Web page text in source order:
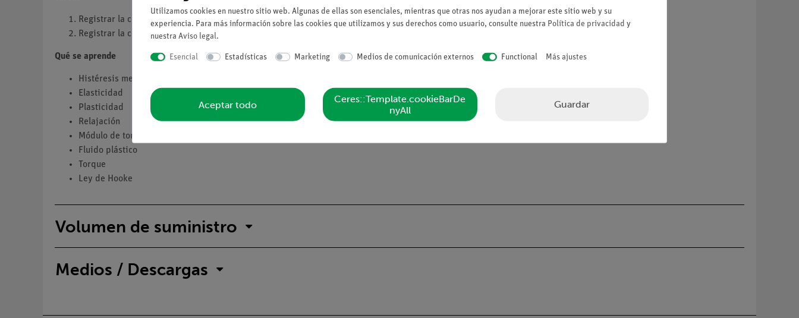
Registrar la curva de histéresis de varillas de acero y cobre.
Registrar la curva de estrés y relajación con varios tiempos de relajación y de diferentes materiales.
Qué se aprende
Histéresis mecánica
Elasticidad
Plasticidad
Relajación
Módulo de torción
Fluido plástico
Torque
Ley de Hooke
Volumen de suministro
Medios / Descargas
Utilizamos cookies en nuestro sitio web. Algunas de ellas son esenciales, mientras que otras nos ayudan a mejorar este sitio web y su
experiencia. Para más información sobre las cookies que utilizamos y sus derechos como usuario, consulte nuestra Política de privacidad y
nuestra Aviso legal.
Esencial Estadísticas Marketing Medios de comunicación externos Functional Más ajustes
Aceptar todo
Ceres::Template.cookieBarDe
nyAll
Guardar